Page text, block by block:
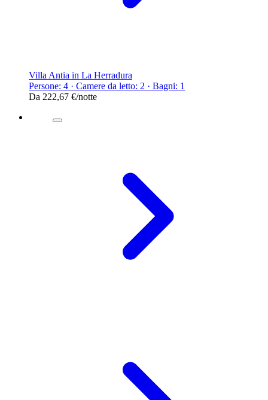
Villa Antia in La Herradura
Persone: 4 · Camere da letto: 2 · Bagni: 1
Da 222,67 €/notte